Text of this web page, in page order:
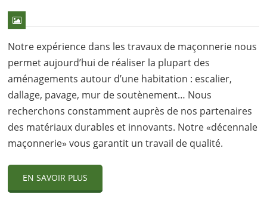
Notre expérience dans les travaux de maçonnerie nous
permet aujourd’hui de réaliser la plupart des
aménagements autour d’une habitation : escalier,
dallage, pavage, mur de soutènement… Nous
recherchons constamment auprès de nos partenaires
des matériaux durables et innovants. Notre «décennale
maçonnerie» vous garantit un travail de qualité.
EN SAVOIR PLUS